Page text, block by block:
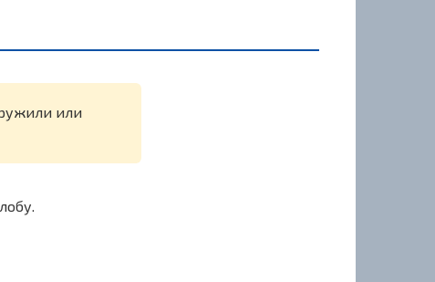
или